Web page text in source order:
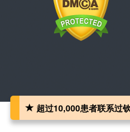
超过10,000患者联系过